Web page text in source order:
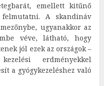
emellett kitűnő
A skandináv
ugyanakkor az
véve, látható, hogy
jól ezek az országok –
erdményekkel
a gyógykezeléshez való